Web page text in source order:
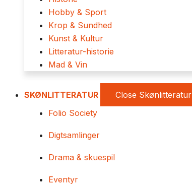
Hobby & Sport
Krop & Sundhed
Kunst & Kultur
Litteratur-historie
Mad & Vin
SKØNLITTERATUR Close Skønlitteratur
Folio Society
Digtsamlinger
Drama & skuespil
Eventyr